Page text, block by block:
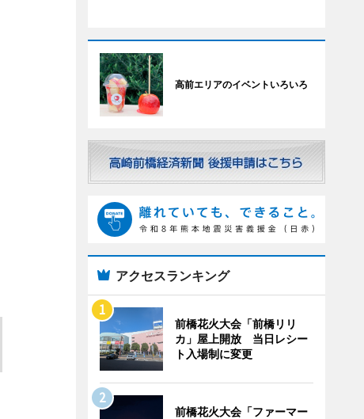
高前エリアのイベントいろいろ
アクセスランキング
前橋花火大会「前橋リリ
カ」屋上開放 当日レシー
ト入場制に変更
前橋花火大会「ファーマー